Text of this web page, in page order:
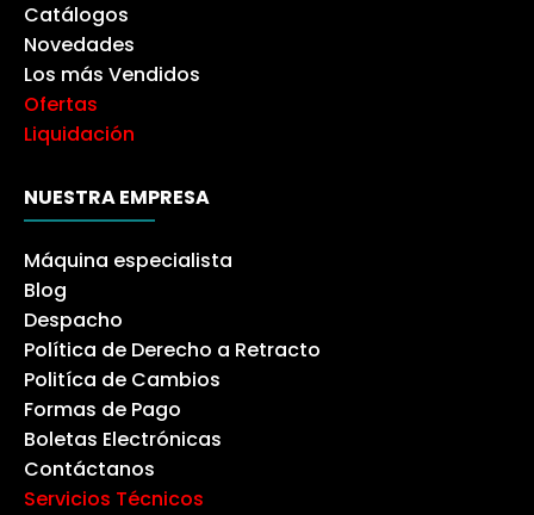
Catálogos
Novedades
Los más Vendidos
Ofertas
Liquidación
NUESTRA EMPRESA
Máquina especialista
Blog
Despacho
Política de Derecho a Retracto
Politíca de Cambios
Formas de Pago
Boletas Electrónicas
Contáctanos
Servicios Técnicos